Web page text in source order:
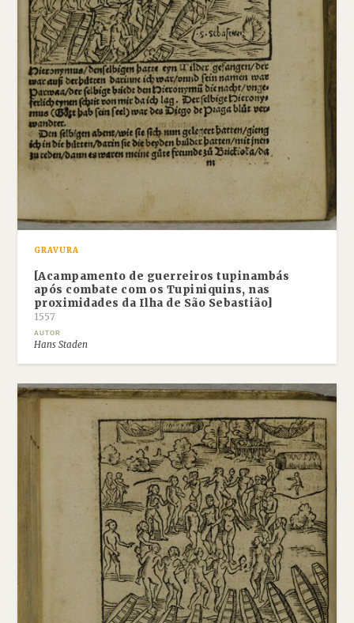
GRAVURA
[Acampamento de guerreiros tupinambás
após combate com os Tupiniquins, nas
proximidades da Ilha de São Sebastião]
1557
AUTOR
Hans Staden